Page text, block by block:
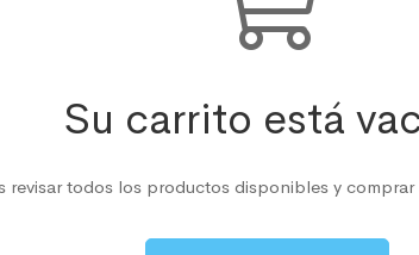
Su carrito está
revisar todos los productos disponibles y